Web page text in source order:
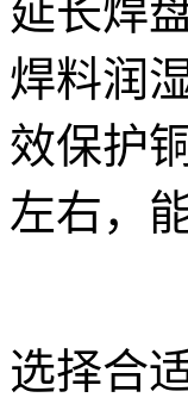
延长焊
焊料润
效保护
左右，
选择合